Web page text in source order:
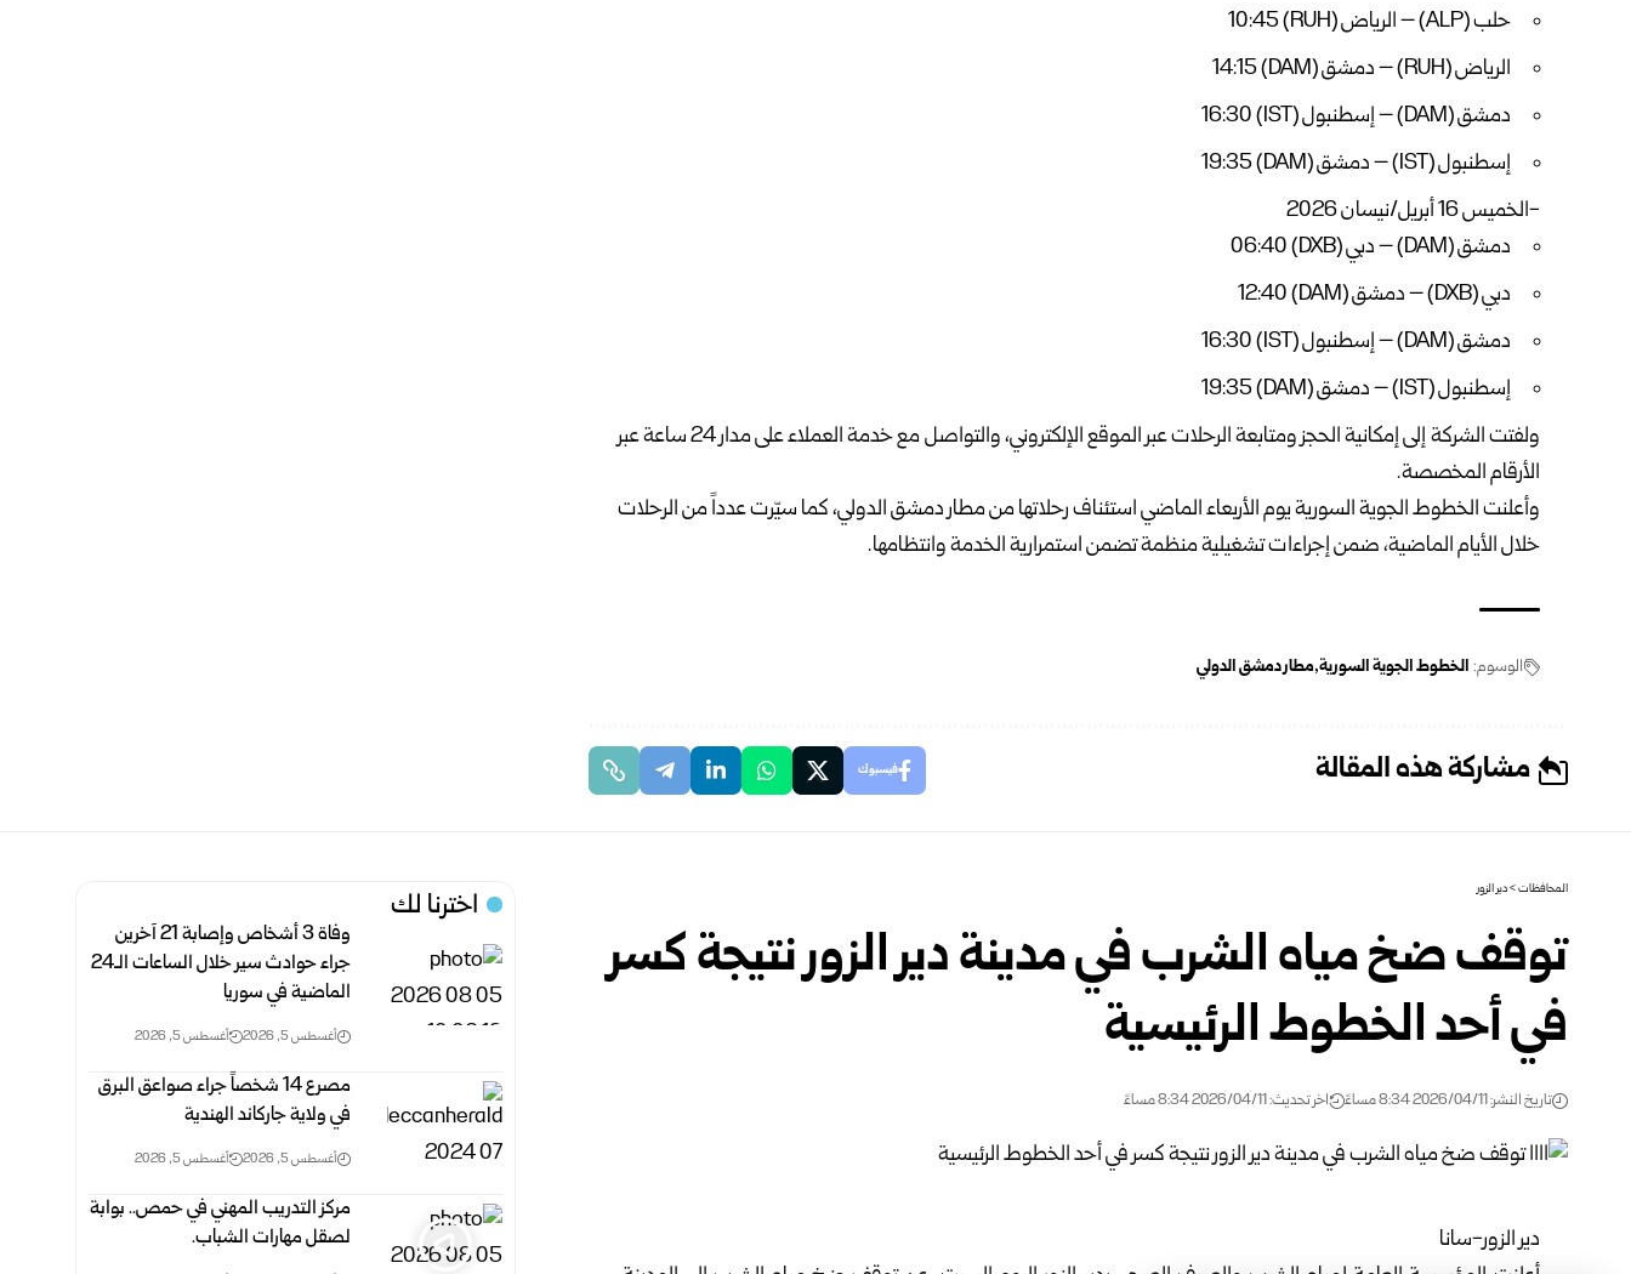
حلب (ALP) – الرياض (RUH) 10:45
الرياض (RUH) – دمشق (DAM) 14:15
دمشق (DAM) – إسطنبول (IST) 16:30
إسطنبول (IST) – دمشق (DAM) 19:35
-الخميس 16 أبريل/نيسان 2026
دمشق (DAM) – دبي (DXB) 06:40
دبي (DXB) – دمشق (DAM) 12:40
دمشق (DAM) – إسطنبول (IST) 16:30
إسطنبول (IST) – دمشق (DAM) 19:35
ولفتت الشركة إلى إمكانية الحجز ومتابعة الرحلات عبر الموقع الإلكتروني، والتواصل مع خدمة العملاء على مدار 24 ساعة عبر
الأرقام المخصصة.
وأعلنت الخطوط الجوية السورية يوم الأربعاء الماضي استئناف رحلاتها من مطار دمشق الدولي، كما سيّرت عدداً من الرحلات
خلال الأيام الماضية، ضمن إجراءات تشغيلية منظمة تضمن استمرارية الخدمة وانتظامها.
الوسوم: الخطوط الجوية السورية مطار دمشق الدولي
مشاركة هذه المقالة فيسبوك
المحافظات>دير الزور
توقف ضخ مياه الشرب في مدينة دير الزور نتيجة كسر
في أحد الخطوط الرئيسية
تاريخ النشر: 2026/04/11 8:34 مساءً اخر تحديث: 2026/04/11 8:34 مساءً
دير الزور-سانا
اخترنا لك
وفاة 3 أشخاص وإصابة 21 آخرين
جراء حوادث سير خلال الساعات الـ24
الماضية في سوريا
أغسطس 5, 2026 أغسطس 5, 2026
مصرع 14 شخصاً جراء صواعق البرق
في ولاية جاركاند الهندية
أغسطس 5, 2026 أغسطس 5, 2026
مركز التدريب المهني في حمص.. بوابة
لصقل مهارات الشباب.